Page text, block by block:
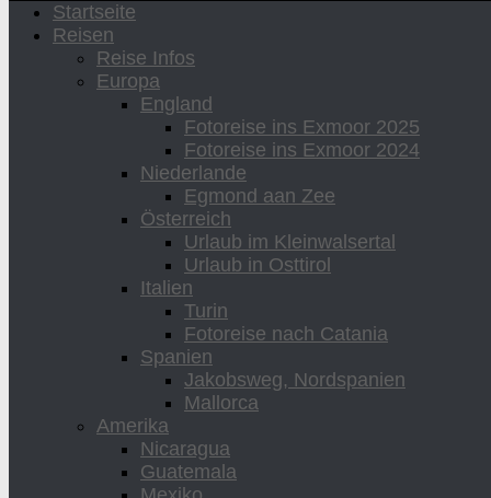
Startseite
Reisen
Reise Infos
Europa
England
Fotoreise ins Exmoor 2025
Fotoreise ins Exmoor 2024
Niederlande
Egmond aan Zee
Österreich
Urlaub im Kleinwalsertal
Urlaub in Osttirol
Italien
Turin
Fotoreise nach Catania
Spanien
Jakobsweg, Nordspanien
Mallorca
Amerika
Nicaragua
Guatemala